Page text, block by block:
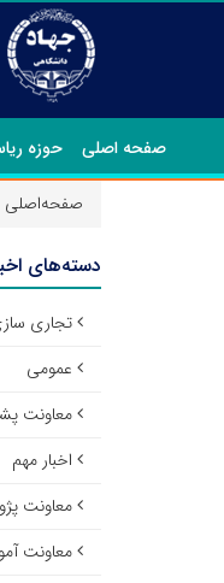
صفحه اصلی حوزه
صفحه‌اصلی
دسته‌های
تجاری
عمومی
معاونت
اخبار مهم
معاونت
معاونت